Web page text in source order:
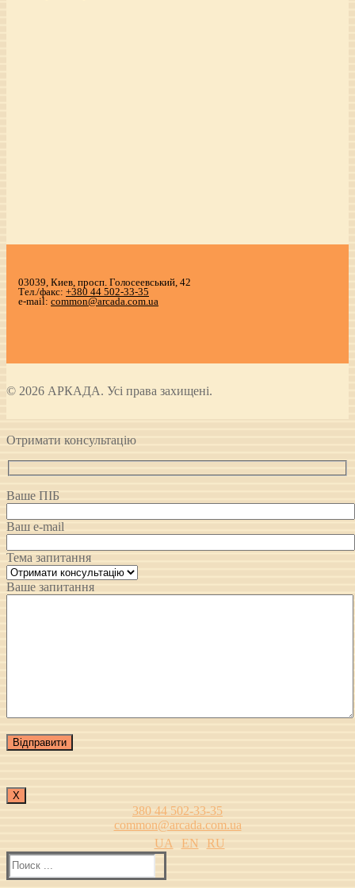
03039, Киев, просп. Голосеевський, 42
Тел./факс: +380 44 502-33-35
e-mail: common@arcada.com.ua
© 2026 АРКАДА. Усі права захищені.
Отримати консультацію
Ваше ПІБ
Ваш e-mail
Тема запитання
Ваше запитання
Х
380 44 502-33-35
common@arcada.com.ua
UA
EN
RU
Найти: